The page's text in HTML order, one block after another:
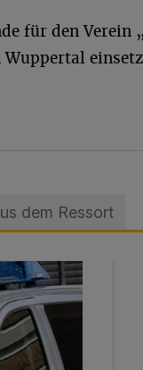
für den Verein
dem Ressort